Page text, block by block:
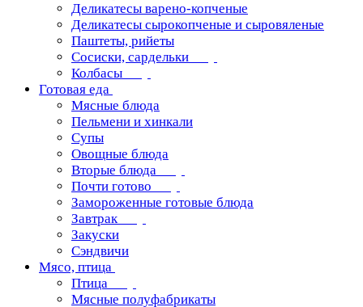
Деликатесы варено-копченые
Деликатесы сырокопченые и сыровяленые
Паштеты, рийеты
Сосиски, сардельки
Колбасы
Готовая еда
Мясные блюда
Пельмени и хинкали
Супы
Овощные блюда
Вторые блюда
Почти готово
Замороженные готовые блюда
Завтрак
Закуски
Сэндвичи
Мясо, птица
Птица
Мясные полуфабрикаты